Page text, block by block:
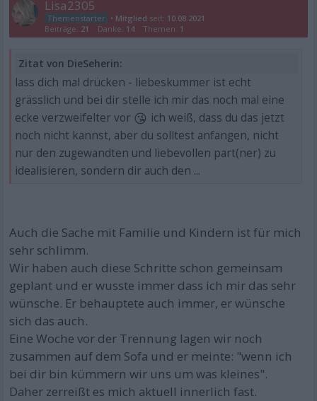
Lisa2305
• Mitglied seit: 10.08.2021
Beiträge: 21 Danke: 14 Themen: 1
Zitat von DieSeherin:
lass dich mal drücken - liebeskummer ist echt
grässlich und bei dir stelle ich mir das noch mal eine
ecke verzweifelter vor 😘 ich weiß, dass du das jetzt
noch nicht kannst, aber du solltest anfangen, nicht
nur den zugewandten und liebevollen part(ner) zu
idealisieren, sondern dir auch den ...
Auch die Sache mit Familie und Kindern ist für mich
sehr schlimm.
Wir haben auch diese Schritte schon gemeinsam
geplant und er wusste immer dass ich mir das sehr
wünsche. Er behauptete auch immer, er wünsche
sich das auch.
Eine Woche vor der Trennung lagen wir noch
zusammen auf dem Sofa und er meinte: "wenn ich
bei dir bin kümmern wir uns um was kleines".
Daher zerreißt es mich aktuell innerlich fast.